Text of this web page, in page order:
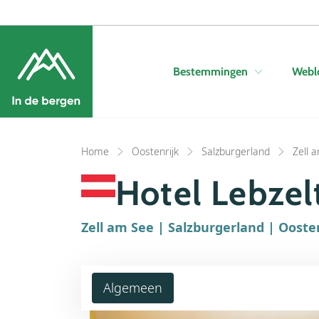
Bestemmingen
Home Oostenrijk Salzburgerland Zell
Hotel
Zell am See | Salzburgerland |
Algemeen